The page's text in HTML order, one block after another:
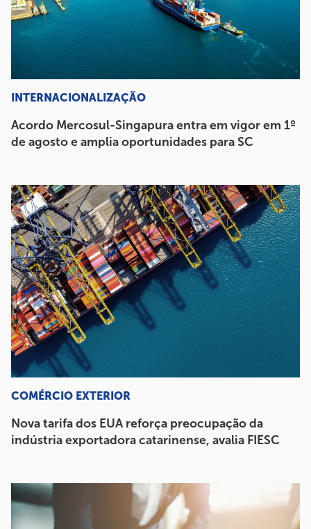
INTERNACIONALIZAÇÃO
Acordo Mercosul-Singapura entra em vigor em 1º
de agosto e amplia oportunidades para SC
COMÉRCIO EXTERIOR
Nova tarifa dos EUA reforça preocupação da
indústria exportadora catarinense, avalia FIESC